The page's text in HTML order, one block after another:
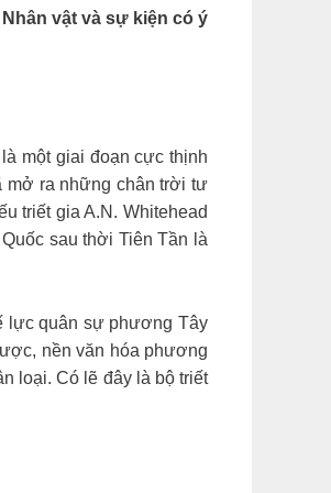
vật và sự kiện có ý
một giai đoạn cực thịnh
mở ra những chân trời tư
triết gia A.N. Whitehead
sau thời Tiên Tần là
lực quân sự phương Tây
nền văn hóa phương
loại. Có lẽ đây là bộ triết